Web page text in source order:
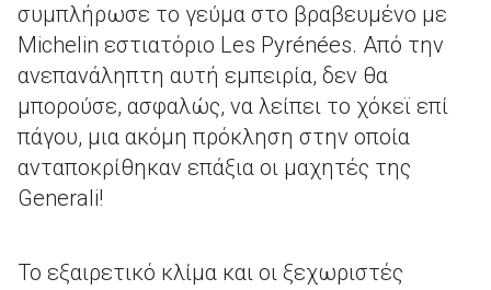
συμπλήρωσε το γεύμα στο βραβευμένο με
Michelin εστιατόριο Les Pyrénées. Από την
ανεπανάληπτη αυτή εμπειρία, δεν θα
μπορούσε, ασφαλώς, να λείπει το χόκεϊ επί
πάγου, μια ακόμη πρόκληση στην οποία
ανταποκρίθηκαν επάξια οι μαχητές της
Generali!
Το εξαιρετικό κλίμα και οι ξεχωριστές